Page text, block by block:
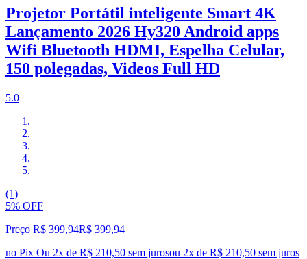
Projetor Portátil inteligente Smart 4K
Lançamento 2026 Hy320 Android apps
Wifi Bluetooth HDMI, Espelha Celular,
150 polegadas, Videos Full HD
5.0
(1)
5% OFF
Preço R$ 399,94R$ 399,94
no Pix Ou 2x de R$ 210,50 sem jurosou 2x de R$ 210,50 sem juros